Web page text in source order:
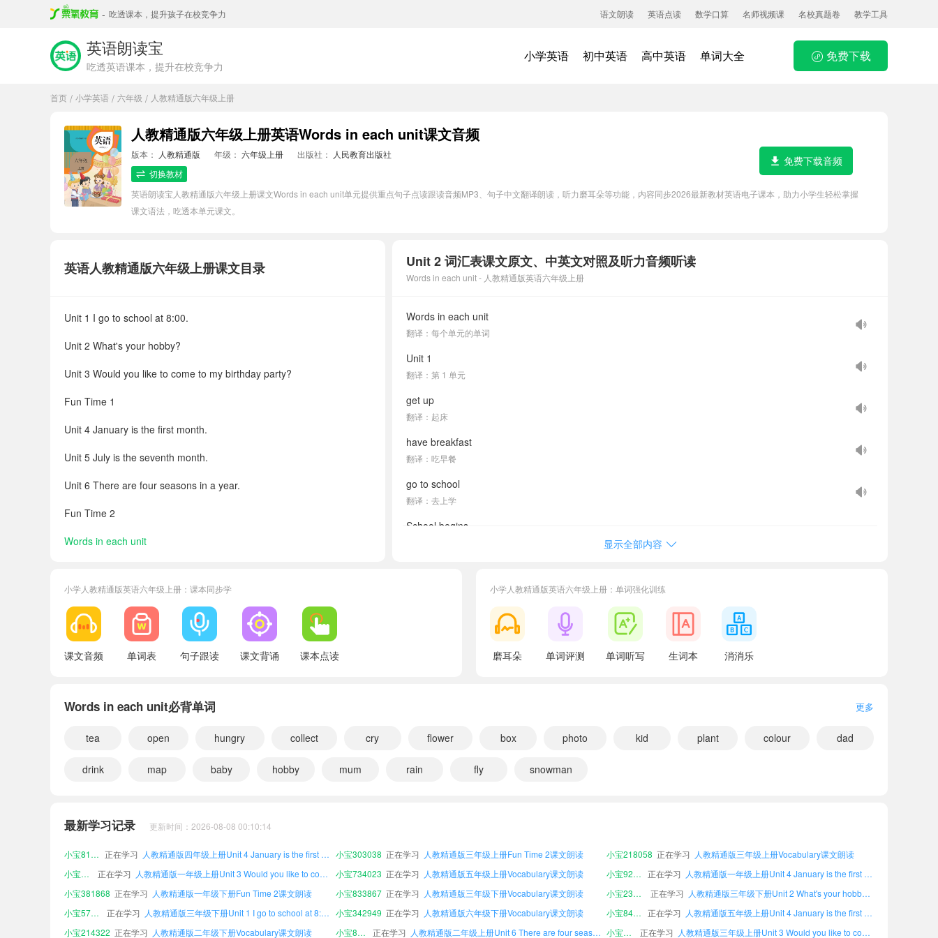
- 吃透课本，提升孩子在校竞争力 语文朗读 英语点读 数学口算 名师视频课 名校真题卷 教学工具
英语朗读宝
吃透英语课本，提升在校竞争力
小学英语 初中英语 高中英语 单词大全 免费下载
首页 / 小学英语 / 六年级 / 人教精通版六年级上册
人教精通版六年级上册英语Words in each unit课文音频
版本： 人教精通版 年级： 六年级上册 出版社：
人民教育出版社
切换教材
英语朗读宝人教精通版六年级上册课文Words in each unit单元提供重点句子点读跟读音频MP3、句子中文翻译朗读，听力磨耳朵等功能，内容同步2026最新教材英语电子课本，助力小学生轻松掌握
课文语法，吃透本单元课文。
免费下载音频
Unit 2 词汇表课文原文、中英文对照及听力音频听读
Words in each unit - 人教精通版英语六年级上册
Words in each unit
翻译：每个单元的单词
Unit 1
翻译：第 1 单元
get up
翻译：起床
have breakfast
翻译：吃早餐
go to school
翻译：去上学
School begins.
go to bed
breakfast
dinner
翻译：晚餐
cook breakfast
翻译：做早餐
显示全部内容
英语人教精通版六年级上册课文目录
Unit 1 I go to school at 8:00.
Unit 2 What's your hobby?
Unit 3 Would you like to come to my birthday party?
Fun Time 1
Unit 4 January is the first month.
Unit 5 July is the seventh month.
Unit 6 There are four seasons in a year.
Fun Time 2
Words in each unit
Unit 5 词汇表
Unit 6 词汇表
Vocabulary
小学人教精通版英语六年级上册：课本同步学
课文音频 单词表 句子跟读 课文背诵 课本点读
小学人教精通版英语六年级上册：单词强化训练
磨耳朵 单词评测 单词听写 生词本 消消乐
Words in each unit必背单词 更多
tea open hungry collect cry flower box photo kid plant colour dad
drink map baby hobby mum rain fly snowman
最新学习记录 更新时间：2026-08-08 00:10:14
小宝300629
正在学习
小宝812786 正在学习 人教精通版四年级上册Unit 4 January is the first month.课文朗读 小宝303038 正在学习 人教精通版三年级上册Fun Time 2课文朗读 小宝218058 正在学习 人教精通版三年级上册Vocabulary课文朗读
小宝809496
正在学习 人教精通版一年级上册Unit 3 Would you like to come to my birthday party?课文朗读 小宝734023 正在学习 人教精通版五年级上册Vocabulary课文朗读 小宝927820 正在学习
人教精通版一年级上册Unit 4 January is the first month.课文朗读
小宝381868 正在学习 人教精通版一年级下册Fun Time 2课文朗读 小宝833867 正在学习 人教精通版三年级下册Vocabulary课文朗读 小宝235033 正在学习
人教精通版三年级下册Unit 2 What's your hobby?课文朗读
小宝572807
正在学习 人教精通版三年级下册Unit 1 I go to school at 8:00.课文朗读 小宝342949 正在学习 人教精通版六年级下册Vocabulary课文朗读 小宝845862 正在学习
人教精通版五年级上册Unit 4 January is the first month.课文朗读
小宝214322 正在学习 人教精通版二年级下册Vocabulary课文朗读 小宝890113 正在学习 人教精通版二年级上册Unit 6 There are four seasons in a year.课文朗读 小宝930935 正在学习 人教精通版三年级上册Unit 3 Would you like to come to my birthday party?课文朗读